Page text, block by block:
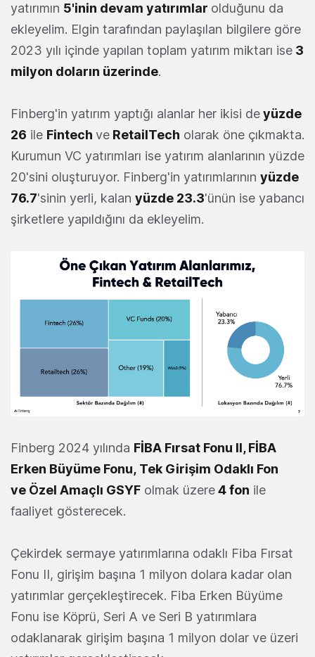
yatırımın 5'inin devam yatırımlar olduğunu da
ekleyelim. Elgin tarafından paylaşılan bilgilere göre
2023 yılı içinde yapılan toplam yatırım miktarı ise 3
milyon doların üzerinde.
Finberg'in yatırım yaptığı alanlar her ikisi deyüzde
26 ile Fintech ve RetailTech olarak öne çıkmakta.
Kurumun VC yatırımları ise yatırım alanlarının yüzde
20'sini oluşturuyor. Finberg'in yatırımlarının yüzde
76.7'sinin yerli, kalan yüzde 23.3'ünün ise yabancı
şirketlere yapıldığını da ekleyelim.
Finberg 2024 yılında FİBA Fırsat Fonu II, FİBA
Erken Büyüme Fonu, Tek Girişim Odaklı Fon
ve Özel Amaçlı GSYF olmak üzere4 fon ile
faaliyet gösterecek.
Çekirdek sermaye yatırımlarına odaklı Fiba Fırsat
Fonu II, girişim başına 1 milyon dolara kadar olan
yatırımlar gerçekleştirecek. Fiba Erken Büyüme
Fonu ise Köprü, Seri A ve Seri B yatırımlara
odaklanarak girişim başına 1 milyon dolar ve üzeri